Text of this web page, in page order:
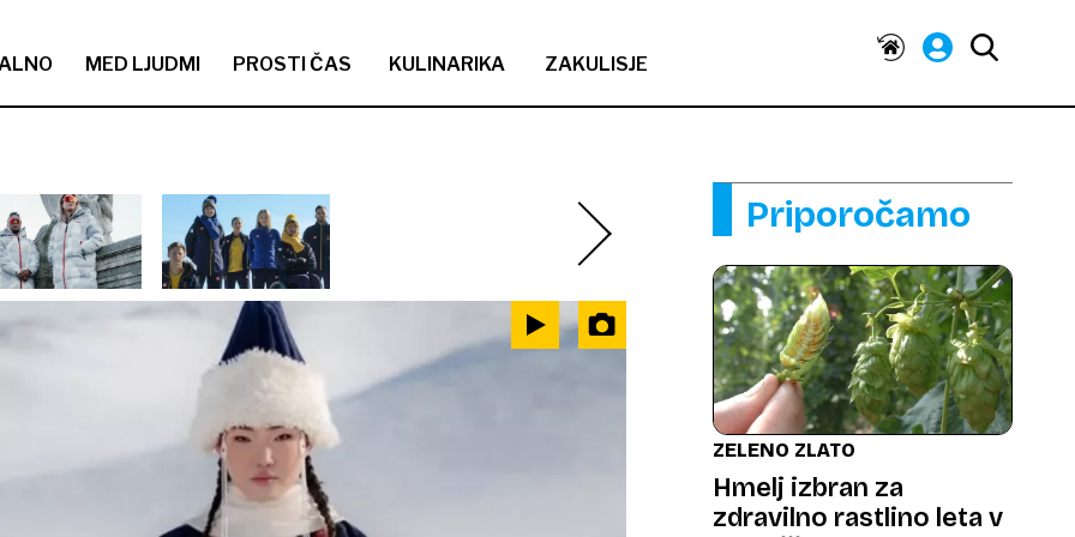
MED LJUDMI PROSTI ČAS KULINARIKA ZAKULISJE
Priporočamo
ZELENO ZLATO
Hmelj izbran za
zdravilno rastlino leta v